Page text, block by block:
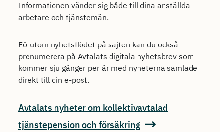
Informationen vänder sig både till dina anställda
arbetare och tjänstemän.
Förutom nyhetsflödet på sajten kan du också
prenumerera på Avtalats digitala nyhetsbrev som
kommer sju gånger per år med nyheterna samlade
direkt till din e-post.
Avtalats nyheter om kollektivavtalad
tjänstepension och försäkring